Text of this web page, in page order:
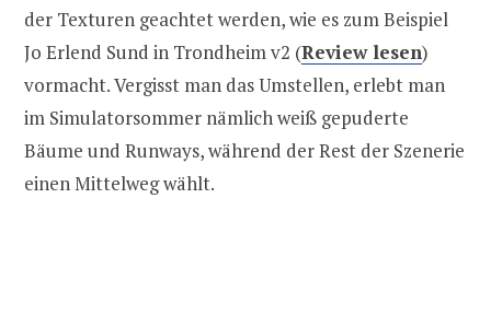
der Texturen geachtet werden, wie es zum Beispiel
Jo Erlend Sund in Trondheim v2 (Review lesen)
vormacht. Vergisst man das Umstellen, erlebt man
im Simulatorsommer nämlich weiß gepuderte
Bäume und Runways, während der Rest der Szenerie
einen Mittelweg wählt.